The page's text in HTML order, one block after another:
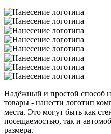
Надёжный и простой способ
товары - нанести логотип
места. Это могут быть как
посещаемостью, так и
размера.